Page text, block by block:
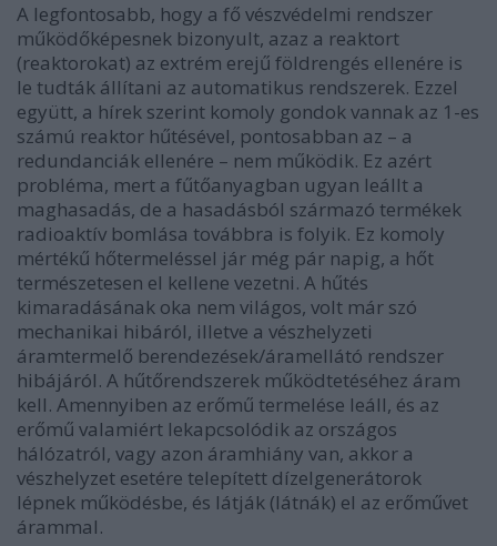
A legfontosabb, hogy a fő vészvédelmi rendszer
működőképesnek bizonyult, azaz a reaktort
(reaktorokat) az extrém erejű földrengés ellenére is
le tudták állítani az automatikus rendszerek. Ezzel
együtt, a hírek szerint komoly gondok vannak az 1-es
számú reaktor hűtésével, pontosabban az – a
redundanciák ellenére – nem működik. Ez azért
probléma, mert a fűtőanyagban ugyan leállt a
maghasadás, de a hasadásból származó termékek
radioaktív bomlása továbbra is folyik. Ez komoly
mértékű hőtermeléssel jár még pár napig, a hőt
természetesen el kellene vezetni. A hűtés
kimaradásának oka nem világos, volt már szó
mechanikai hibáról, illetve a vészhelyzeti
áramtermelő berendezések/áramellátó rendszer
hibájáról. A hűtőrendszerek működtetéséhez áram
kell. Amennyiben az erőmű termelése leáll, és az
erőmű valamiért lekapcsolódik az országos
hálózatról, vagy azon áramhiány van, akkor a
vészhelyzet esetére telepített dízelgenerátorok
lépnek működésbe, és látják (látnák) el az erőművet
árammal.